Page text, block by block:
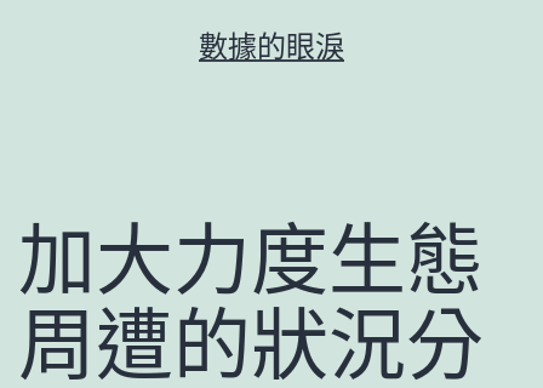
數據的眼淚
加大力度生態
周遭的狀況分